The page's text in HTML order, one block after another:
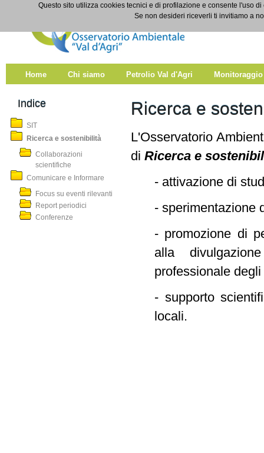
Salta al contenuto
Ricerca e sostenibilità
Home Chi siamo Petrolio Val d'Agri Monitoraggio
Indice
SIT
Ricerca e sostenibilità
Collaborazioni
scientifiche
Comunicare e Informare
Focus su eventi rilevanti
Report periodici
Conferenze
Ricerca e
L'Osservatorio
di Ricerca e
- attivazione di
- sperimentazione
- promozione di
alla
professionale
- supporto
locali.
Questo sito utilizza cookies tecnici e di profilazione e consente l'uso
Se non desideri riceverli ti invitiamo a